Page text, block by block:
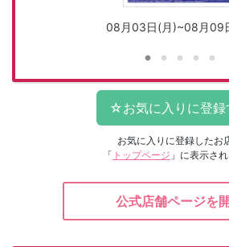
08月03日(月)~08月09
お気に入りに登録したお
「 トップページ 」に表示され
公式店舗ページを